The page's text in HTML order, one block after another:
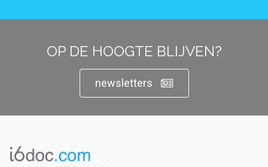
OP DE HOOGTE BLIJVEN?
newsletters